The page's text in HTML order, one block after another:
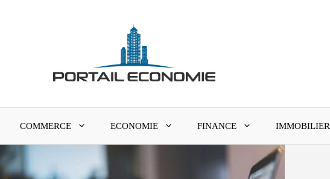
COMMERCE ECONOMIE FINANCE IMMOBILIER